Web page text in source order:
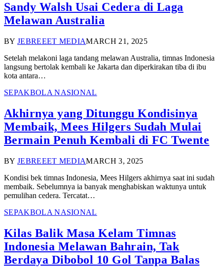
Sandy Walsh Usai Cedera di Laga
Melawan Australia
BY JEBREEET MEDIAMARCH 21, 2025
Setelah melakoni laga tandang melawan Australia, timnas Indonesia
langsung bertolak kembali ke Jakarta dan diperkirakan tiba di ibu
kota antara…
SEPAKBOLA NASIONAL
Akhirnya yang Ditunggu Kondisinya
Membaik, Mees Hilgers Sudah Mulai
Bermain Penuh Kembali di FC Twente
BY JEBREEET MEDIAMARCH 3, 2025
Kondisi bek timnas Indonesia, Mees Hilgers akhirnya saat ini sudah
membaik. Sebelumnya ia banyak menghabiskan waktunya untuk
pemulihan cedera. Tercatat…
SEPAKBOLA NASIONAL
Kilas Balik Masa Kelam Timnas
Indonesia Melawan Bahrain, Tak
Berdaya Dibobol 10 Gol Tanpa Balas